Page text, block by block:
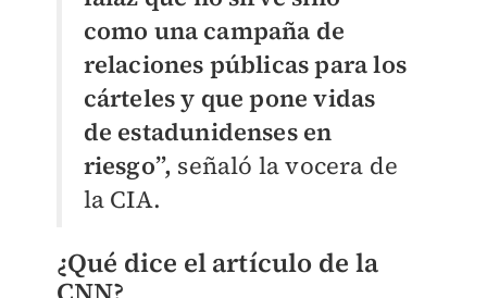
como una campaña de
relaciones públicas para los
cárteles y que pone vidas
de estadunidenses en
riesgo”, señaló la vocera de
la CIA.
¿Qué dice el artículo de la